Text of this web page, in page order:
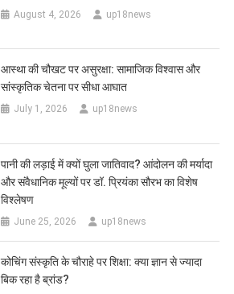
August 4, 2026 up18news
आस्था की चौखट पर असुरक्षा: सामाजिक विश्वास और
सांस्कृतिक चेतना पर सीधा आघात
July 1, 2026 up18news
पानी की लड़ाई में क्यों घुला जातिवाद? आंदोलन की मर्यादा
और संवैधानिक मूल्यों पर डॉ. प्रियंका सौरभ का विशेष
विश्लेषण
June 25, 2026 up18news
कोचिंग संस्कृति के चौराहे पर शिक्षा: क्या ज्ञान से ज्यादा
बिक रहा है ब्रांड?